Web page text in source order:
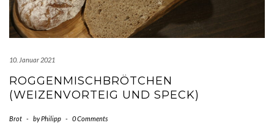
10. Januar 2021
ROGGENMISCHBRÖTCHEN
(WEIZENVORTEIG UND SPECK)
Brot - byPhilipp - 0 Comments